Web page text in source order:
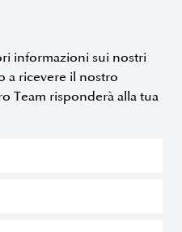
informazioni sui nostri
a ricevere il nostro
Team risponderà alla tua